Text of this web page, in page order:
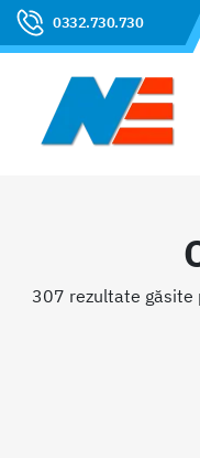
0332.730.730
307 rezultate găsite